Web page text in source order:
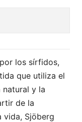
los sírfidos,
que utiliza el
natural y la
de la
vida, Sjöberg